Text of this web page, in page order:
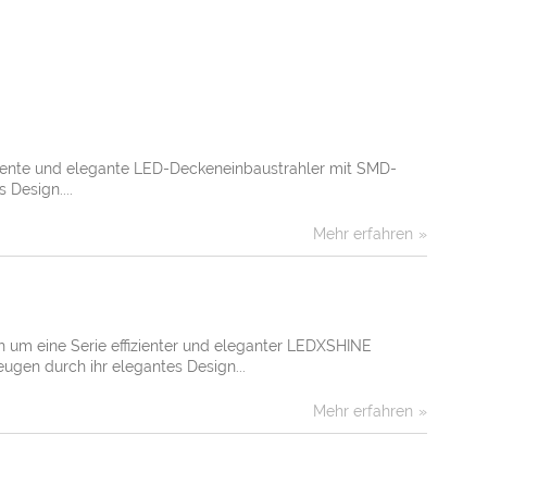
Mehr erfahren
und elegante LED-Deckeneinbaustrahler mit SMD-
Mehr erfahren
eine Serie effizienter und eleganter LEDXSHINE
durch ihr elegantes Design...